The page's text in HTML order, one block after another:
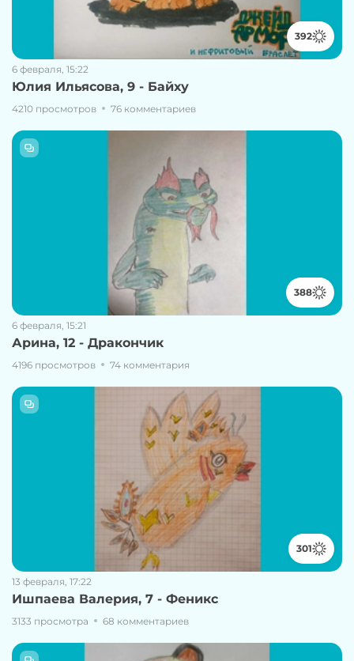
392
6 февраля, 15:22
Юлия Ильясова, 9 - Байху
4210 просмотров 76 комментариев
388
6 февраля, 15:21
Арина, 12 - Дракончик
4196 просмотров 74 комментария
301
13 февраля, 17:22
Ишпаева Валерия, 7 - Феникс
3133 просмотра 68 комментариев